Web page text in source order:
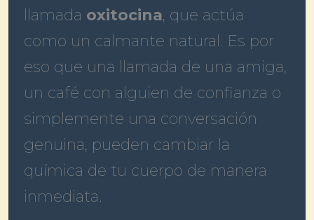
llamada oxitocina, que actúa
como un calmante natural. Es por
eso que una llamada de una amiga,
un café con alguien de confianza o
simplemente una conversación
genuina, pueden cambiar la
química de tu cuerpo de manera
inmediata.